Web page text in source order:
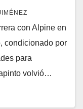
con Alpine en
condicionado por
para
volvió…